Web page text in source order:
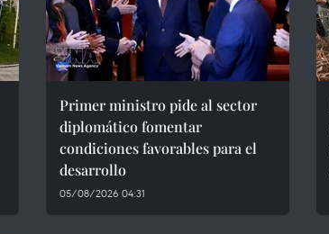
Primer ministro pide al sector
diplomático fomentar
condiciones favorables para el
desarrollo
05/08/2026 04:31